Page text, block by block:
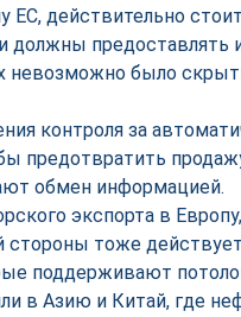
ЕС, действительно
должны
невозможно было
контроля за
предотвратить
обмен информацией.
экспорта в
тоже
поддерживают
в Азию и Китай, где